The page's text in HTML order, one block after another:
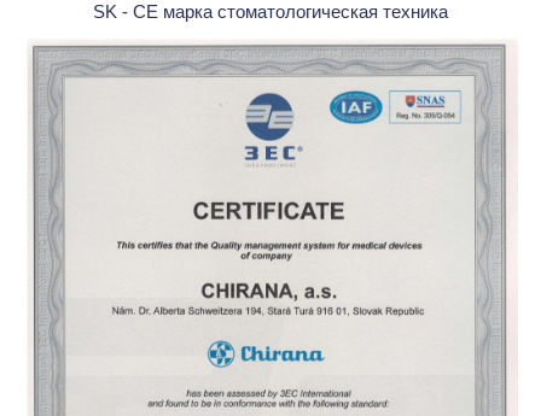
SK - CE марка стоматологическая техника